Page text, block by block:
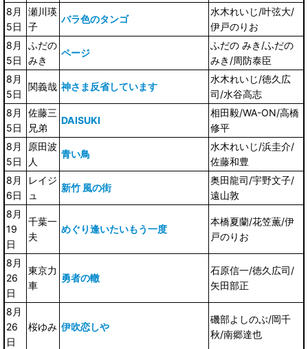
8月
5日
瀬川瑛
子
バラ色のタンゴ
水木れいじ/叶弦大/
伊戸のりお
8月
5日
ふだの
みき
ページ
ふだの みき/ふだの
みき/周防泰臣
8月
5日
関義哉 神さま反省しています
水木れいじ/徳久広
司/水谷高志
8月
5日
佐藤三
兄弟
DAISUKI
相田毅/WA-ON/高橋
修平
8月
5日
原田波
人
青い鳥
水木れいじ/浜圭介/
佐藤和豊
8月
6日
レイジ
ュ
新竹 風の街
奥田龍司/宇野文子/
遠山敦
8月
19
日
千葉一
夫
めぐり逢いたいもう一度
本橋夏蘭/花笠薫/伊
戸のりお
8月
26
日
東京力
車
勇者の轍
石原信一/徳久広司/
矢田部正
8月
26
日
桜ゆみ 伊吹恋しや
磯部よしのぶ/岡千
秋/南郷達也